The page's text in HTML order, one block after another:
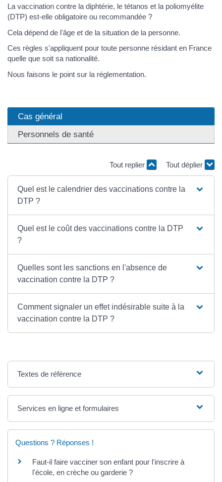
La vaccination contre la diphtérie, le tétanos et la poliomyélite
(DTP) est-elle obligatoire ou recommandée ?
Cela dépend de l'âge et de la situation de la personne.
Ces règles s'appliquent pour toute personne résidant en France
quelle que soit sa nationalité.
Nous faisons le point sur la réglementation.
Cas général
Personnels de santé
Tout replier Tout déplier
Quel est le calendrier des vaccinations contre la
DTP ?
Quel est le coût des vaccinations contre la DTP
?
Quelles sont les sanctions en l'absence de
vaccination contre la DTP ?
Comment signaler un effet indésirable suite à la
vaccination contre la DTP ?
Textes de référence
Services en ligne et formulaires
Questions ? Réponses !
Faut-il faire vacciner son enfant pour l'inscrire à
l'école, en crèche ou garderie ?